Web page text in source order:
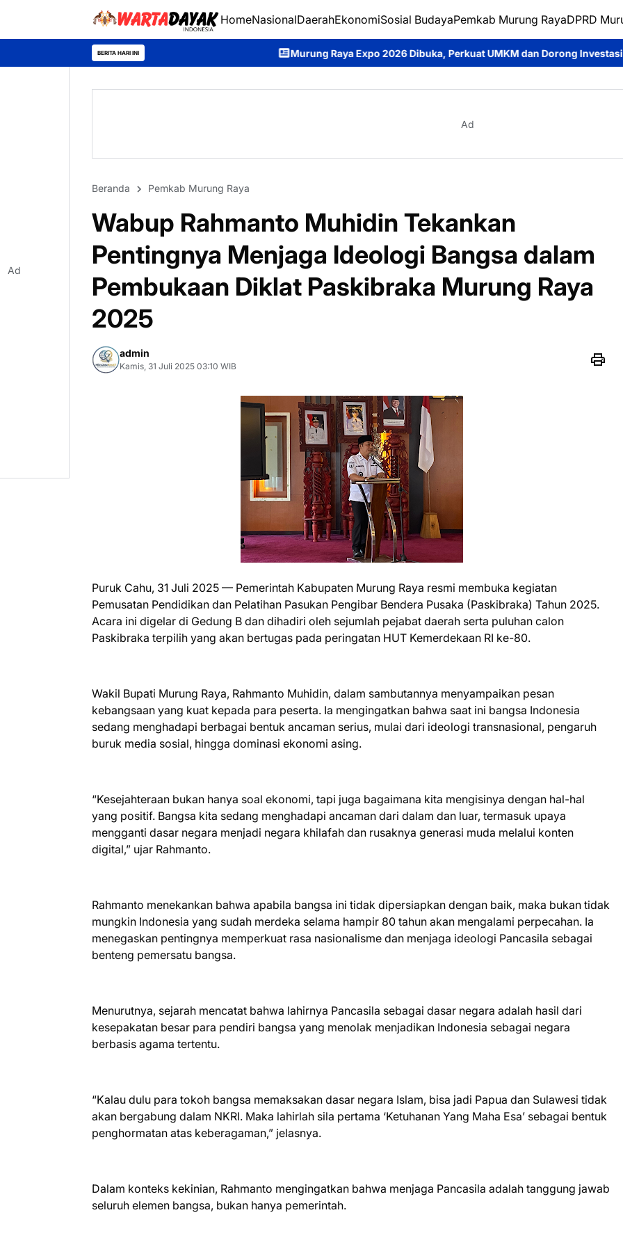
HomeNasionalDaerahEkonomiSosial BudayaPemkab Murung RayaDPRD
BERITA HARI INI Murung Raya Expo 2026 Dibuka, Perkuat UMKM dan Dorong Investasi Daerah Jumat
Ad
Beranda Pemkab Murung Raya
Wabup Rahmanto Muhidin Tekankan
Pentingnya Menjaga Ideologi Bangsa dalam
Pembukaan Diklat Paskibraka Murung Raya
2025
admin
Kamis, 31 Juli 2025 03:10 WIB
Puruk Cahu, 31 Juli 2025 — Pemerintah Kabupaten Murung Raya resmi membuka kegiatan
Pemusatan Pendidikan dan Pelatihan Pasukan Pengibar Bendera Pusaka (Paskibraka) Tahun 2025.
Acara ini digelar di Gedung B dan dihadiri oleh sejumlah pejabat daerah serta puluhan calon
Paskibraka terpilih yang akan bertugas pada peringatan HUT Kemerdekaan RI ke-80.
Wakil Bupati Murung Raya, Rahmanto Muhidin, dalam sambutannya menyampaikan pesan
kebangsaan yang kuat kepada para peserta. Ia mengingatkan bahwa saat ini bangsa Indonesia
sedang menghadapi berbagai bentuk ancaman serius, mulai dari ideologi transnasional, pengaruh
buruk media sosial, hingga dominasi ekonomi asing.
“Kesejahteraan bukan hanya soal ekonomi, tapi juga bagaimana kita mengisinya dengan hal-hal
yang positif. Bangsa kita sedang menghadapi ancaman dari dalam dan luar, termasuk upaya
mengganti dasar negara menjadi negara khilafah dan rusaknya generasi muda melalui konten
digital,” ujar Rahmanto.
Rahmanto menekankan bahwa apabila bangsa ini tidak dipersiapkan dengan baik, maka bukan tidak
mungkin Indonesia yang sudah merdeka selama hampir 80 tahun akan mengalami perpecahan. Ia
menegaskan pentingnya memperkuat rasa nasionalisme dan menjaga ideologi Pancasila sebagai
benteng pemersatu bangsa.
Menurutnya, sejarah mencatat bahwa lahirnya Pancasila sebagai dasar negara adalah hasil dari
kesepakatan besar para pendiri bangsa yang menolak menjadikan Indonesia sebagai negara
berbasis agama tertentu.
“Kalau dulu para tokoh bangsa memaksakan dasar negara Islam, bisa jadi Papua dan Sulawesi tidak
akan bergabung dalam NKRI. Maka lahirlah sila pertama ‘Ketuhanan Yang Maha Esa’ sebagai bentuk
penghormatan atas keberagaman,” jelasnya.
Dalam konteks kekinian, Rahmanto mengingatkan bahwa menjaga Pancasila adalah tanggung jawab
seluruh elemen bangsa, bukan hanya pemerintah.
Ad